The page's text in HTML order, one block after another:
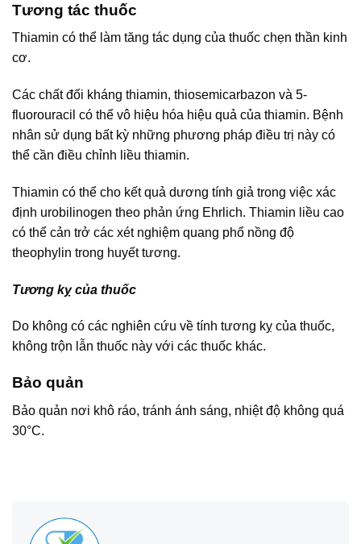
Tương tác thuốc
Thiamin có thể làm tăng tác dụng của thuốc chẹn thần kinh
cơ.
Các chất đối kháng thiamin, thiosemicarbazon và 5-
fluorouracil có thể vô hiệu hóa hiệu quả của thiamin. Bệnh
nhân sử dụng bất kỳ những phương pháp điều trị này có
thể cần điều chỉnh liều thiamin.
Thiamin có thể cho kết quả dương tính giả trong việc xác
định urobilinogen theo phản ứng Ehrlich. Thiamin liều cao
có thể cản trở các xét nghiệm quang phổ nồng độ
theophylin trong huyết tương.
Tương kỵ của thuốc
Do không có các nghiên cứu về tính tương kỵ của thuốc,
không trộn lẫn thuốc này với các thuốc khác.
Bảo quản
Bảo quản nơi khô ráo, tránh ánh sáng, nhiệt độ không quá
30°C.